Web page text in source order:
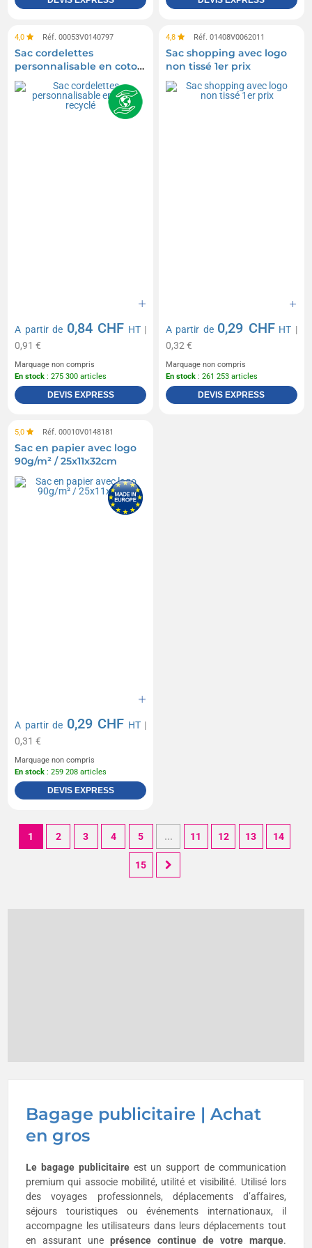
Bagage publicitaire | Achat
en gros
Le bagage publicitaireest un support de communication
premium qui associe mobilité, utilité et visibilité. Utilisé lors
des voyages professionnels, déplacements d’affaires,
séjours touristiques ou événements internationaux, il
accompagne les utilisateurs dans leurs déplacements tout
en assurant uneprésence continue de votre marque.
4,0 Réf. 00053V0140797
Sac cordelettes
personnalisable en coton
recyclé
A partir de 0,84 CHF HT|
0,91 €
Marquage non compris
En stock : 275 300 articles
DEVIS EXPRESS
4,8 Réf. 01408V0062011
Sac shopping avec logo
non tissé 1er prix
A partir de 0,29 CHF HT |
0,32 €
Marquage non compris
En stock : 261 253 articles
DEVIS EXPRESS
5,0 Réf. 00010V0148181
Sac en papier avec logo
90g/m² / 25x11x32cm
A partir de 0,29 CHF HT|
0,31 €
Marquage non compris
En stock : 259 208 articles
DEVIS EXPRESS
1 2 3 4 5 ... 11 12 13 14
15